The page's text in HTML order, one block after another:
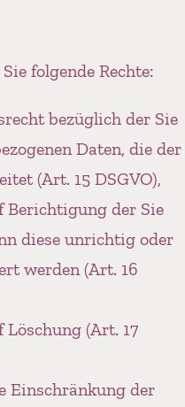
folgende Rechte:
bezüglich der Sie
Daten, die der
(Art. 15 DSGVO),
Berichtigung der Sie
diese unrichtig oder
werden (Art. 16
Löschung (Art. 17
Einschränkung der